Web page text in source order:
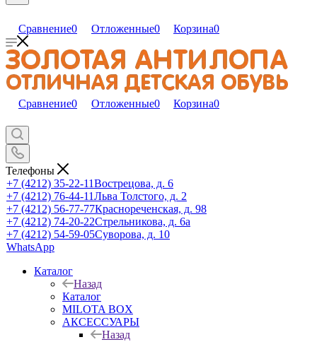
Сравнение0 Отложенные0 Корзина0
Сравнение0 Отложенные0 Корзина0
Телефоны
+7 (4212) 35-22-11Вострецова, д. 6
+7 (4212) 76-44-11Льва Толстого, д. 2
+7 (4212) 56-77-77Краснореченская, д. 98
+7 (4212) 74-20-22Стрельникова, д. 6а
+7 (4212) 54-59-05Суворова, д. 10
WhatsApp
Каталог
Назад
Каталог
MILOTA BOX
АКСЕССУАРЫ
Назад